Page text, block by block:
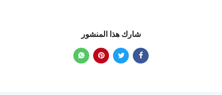
شارك هذا المنشور